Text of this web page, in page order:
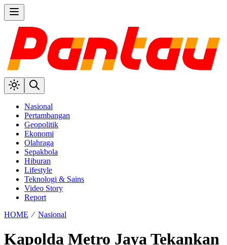
Nasional
Pertambangan
Geopolitik
Ekonomi
Olahraga
Sepakbola
Hiburan
Lifestyle
Teknologi & Sains
Video Story
Report
HOME ⁄ Nasional
Kapolda Metro Jaya Tekankan